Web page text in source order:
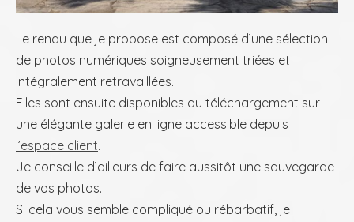
Le rendu que je propose est composé d’une sélection
de photos numériques soigneusement triées et
intégralement retravaillées.
Elles sont ensuite disponibles au téléchargement sur
une élégante galerie en ligne accessible depuis
l’espace client.
Je conseille d’ailleurs de faire aussitôt une sauvegarde
de vos photos.
Si cela vous semble compliqué ou rébarbatif, je